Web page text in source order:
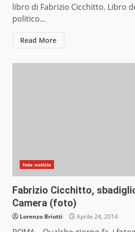
libro di Fabrizio Cicchitto. Libro
politico...
Read More
foto notizie
Fabrizio Cicchitto,
Camera (foto)
Lorenzo Briotti Aprile 24, 2014